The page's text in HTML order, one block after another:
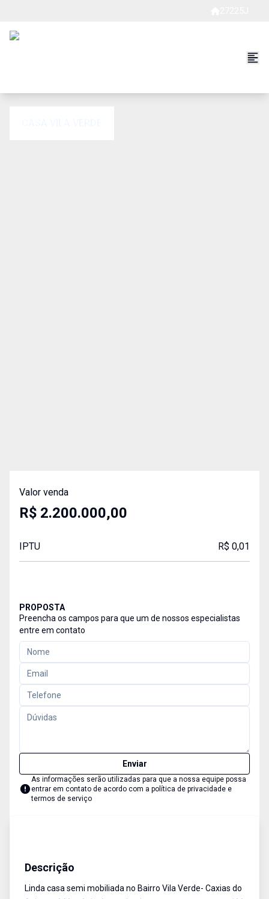
Valor venda
R$ 2.200.000,00
IPTU R$ 0,01
PROPOSTA
Preencha os campos para que um de nossos especialistas
entre em contato
Enviar
As informações serão utilizadas para que a nossa equipe possa
entrar em contato de acordo com a política de privacidade e
termos de serviço
Descrição
Linda casa semi mobiliada no Bairro Vila Verde- Caxias do